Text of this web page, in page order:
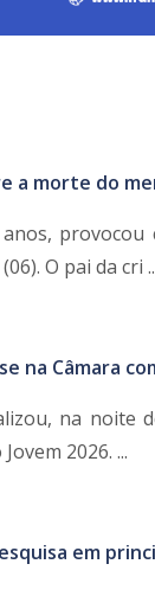
a morte do
provocou
O pai da cri
na Câmara
na noite
2026. ...
em